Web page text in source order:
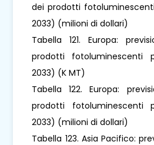
dei prodotti
2033) (milioni di dollari)
Tabella 121. Europa:
prodotti fotoluminescenti
2033) (K MT)
Tabella 122. Europa:
prodotti fotoluminescenti
2033) (milioni di dollari)
Tabella 123. Asia Pacifico: